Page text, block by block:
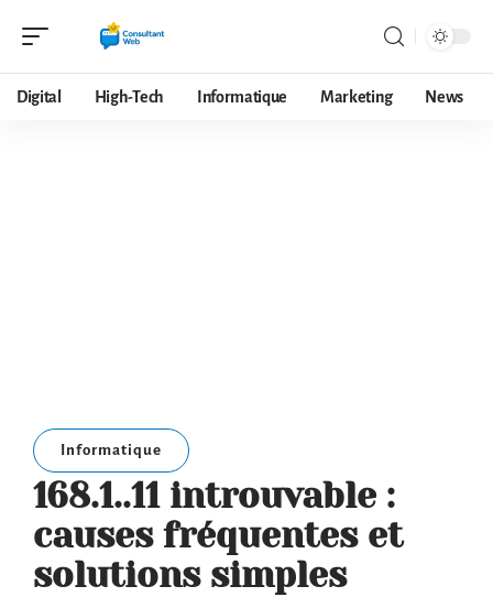
Digital High-Tech Informatique Marketing News
Informatique
168.1..11 introuvable :
causes fréquentes et
solutions simples